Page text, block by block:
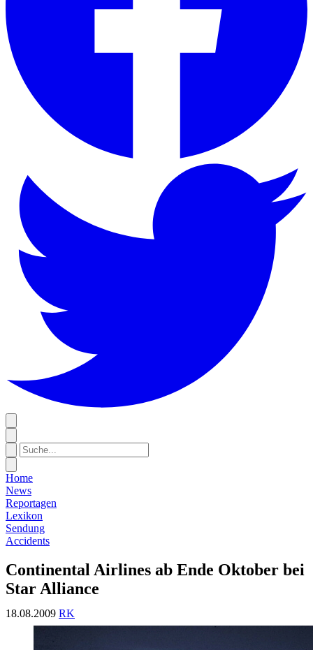
Home
News
Reportagen
Lexikon
Sendung
Accidents
Continental Airlines ab Ende Oktober bei
Star Alliance
18.08.2009 RK